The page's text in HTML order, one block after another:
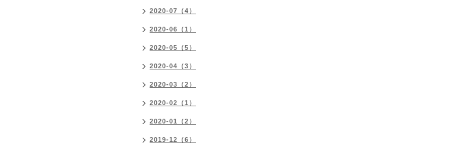
2020-07（4）
2020-06（1）
2020-05（5）
2020-04（3）
2020-03（2）
2020-02（1）
2020-01（2）
2019-12（6）